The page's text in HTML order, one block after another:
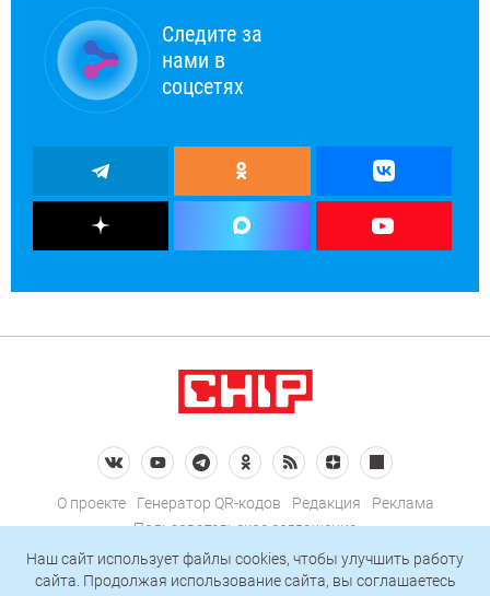
Следите за
нами в
соцсетях
О проекте Генератор QR-кодов Редакция
Реклама
Пользовательское соглашение
Политика конфиденциальности
Наш сайт использует файлы cookies, чтобы улучшить работу
сайта. Продолжая использование сайта, вы соглашаетесь